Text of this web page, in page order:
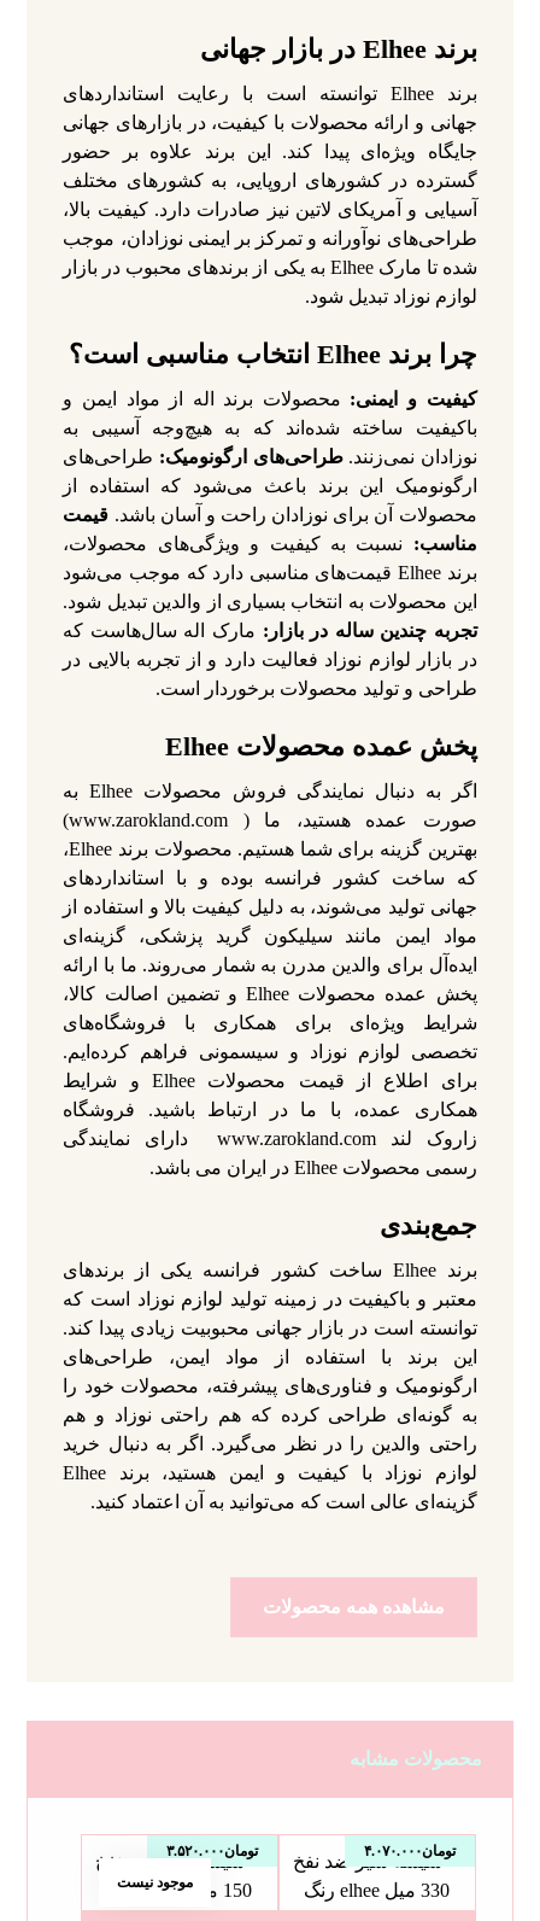
برند Elhee در بازار جهانی
برند Elhee توانسته است با رعایت استانداردهای
جهانی و ارائه محصولات با کیفیت، در بازارهای جهانی
جایگاه ویژه‌ای پیدا کند. این برند علاوه بر حضور
گسترده در کشورهای اروپایی، به کشورهای مختلف
آسیایی و آمریکای لاتین نیز صادرات دارد. کیفیت بالا،
طراحی‌های نوآورانه و تمرکز بر ایمنی نوزادان، موجب
شده تا مارک Elhee به یکی از برندهای محبوب در بازار
لوازم نوزاد تبدیل شود.
چرا برند Elhee انتخاب مناسبی است؟
کیفیت و ایمنی: محصولات برند اله از مواد ایمن و
باکیفیت ساخته شده‌اند که به هیچ‌وجه آسیبی به
نوزادان نمی‌زنند. طراحی‌های ارگونومیک: طراحی‌های
ارگونومیک این برند باعث می‌شود که استفاده از
محصولات آن برای نوزادان راحت و آسان باشد. قیمت
مناسب: نسبت به کیفیت و ویژگی‌های محصولات،
برند Elhee قیمت‌های مناسبی دارد که موجب می‌شود
این محصولات به انتخاب بسیاری از والدین تبدیل شود.
تجربه چندین ساله در بازار: مارک اله سال‌هاست که
در بازار لوازم نوزاد فعالیت دارد و از تجربه بالایی در
طراحی و تولید محصولات برخوردار است.
پخش عمده محصولات Elhee
اگر به دنبال نمایندگی فروش محصولات Elhee به
صورت عمده هستید، ما ( www.zarokland.com)
بهترین گزینه برای شما هستیم. محصولات برند Elhee،
که ساخت کشور فرانسه بوده و با استانداردهای
جهانی تولید می‌شوند، به دلیل کیفیت بالا و استفاده از
مواد ایمن مانند سیلیکون گرید پزشکی، گزینه‌ای
ایده‌آل برای والدین مدرن به شمار می‌روند. ما با ارائه
پخش عمده محصولات Elhee و تضمین اصالت کالا،
شرایط ویژه‌ای برای همکاری با فروشگاه‌های
تخصصی لوازم نوزاد و سیسمونی فراهم کرده‌ایم.
برای اطلاع از قیمت محصولات Elhee و شرایط
همکاری عمده، با ما در ارتباط باشید. فروشگاه
زاروک لند www.zarokland.com دارای نمایندگی
رسمی محصولات Elhee در ایران می باشد.
جمع‌بندی
برند Elhee ساخت کشور فرانسه یکی از برندهای
معتبر و باکیفیت در زمینه تولید لوازم نوزاد است که
توانسته است در بازار جهانی محبوبیت زیادی پیدا کند.
این برند با استفاده از مواد ایمن، طراحی‌های
ارگونومیک و فناوری‌های پیشرفته، محصولات خود را
به گونه‌ای طراحی کرده که هم راحتی نوزاد و هم
راحتی والدین را در نظر می‌گیرد. اگر به دنبال خرید
لوازم نوزاد با کیفیت و ایمن هستید، برند Elhee
گزینه‌ای عالی است که می‌توانید به آن اعتماد کنید.
مشاهده همه محصولات
محصولات مشابه
تومان۴.۰۷۰.۰۰۰ تومان۳.۵۲۰.۰۰۰
موجود نیست